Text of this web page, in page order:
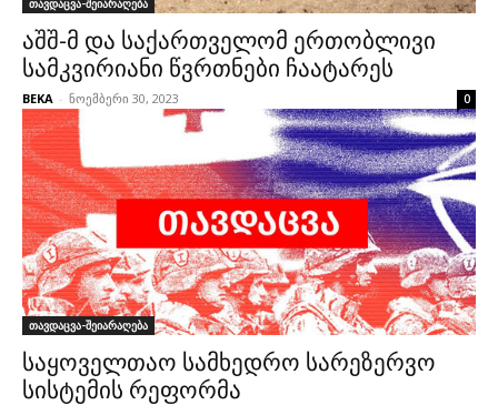
თავდაცვა-შეიარაღება
აშშ-მ და საქართველომ ერთობლივი
სამკვირიანი წვრთნები ჩაატარეს
BEKA - ნოემბერი 30, 2023 0
თავდაცვა-შეიარაღება
საყოველთაო სამხედრო სარეზერვო
სისტემის რეფორმა